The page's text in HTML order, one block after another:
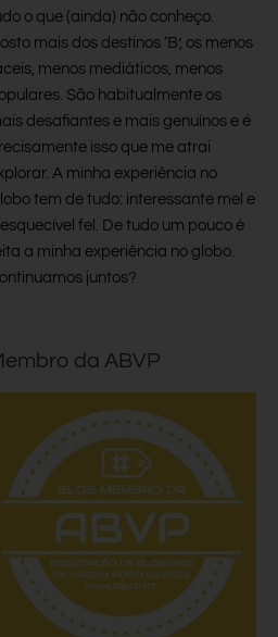
o que (ainda) não conheço.
mais dos destinos ‘B’, os menos
menos mediáticos, menos
São habitualmente os
desafiantes e mais genuínos e é
isso que me atrai
A minha experiência no
tem de tudo: interessante mel e
fel. De tudo um pouco é
a minha experiência no globo.
juntos?
da ABVP